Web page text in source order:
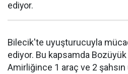
ediyor.
Bilecik'te uyuşturucuyla
ediyor. Bu kapsamda
Amirliğince 1 araç ve 2 şahsın